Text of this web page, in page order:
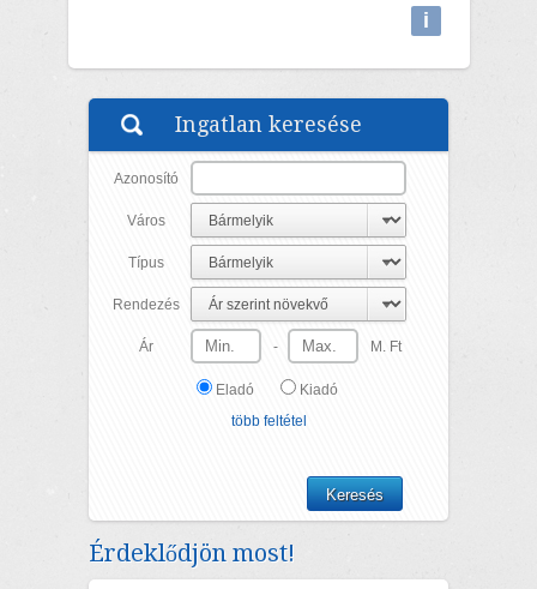
i
Ingatlan keresése
Azonosító
Város
Típus
Rendezés
Ár - M. Ft
Eladó
Kiadó
több feltétel
Érdeklődjön most!